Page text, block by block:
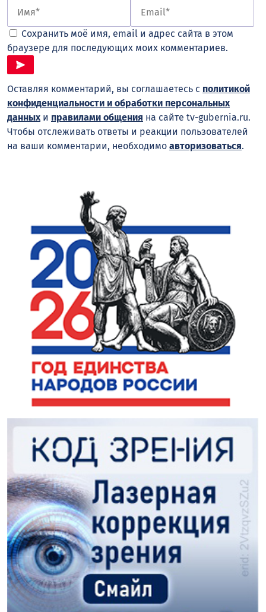
Сохранить моё имя, email и адрес сайта в этом
браузере для последующих моих комментариев.
Оставляя комментарий, вы соглашаетесь с политикой
конфиденциальности и обработки персональных
данныхи правилами общения на сайте tv-gubernia.ru.
Чтобы отслеживать ответы и реакции пользователей
на ваши комментарии, необходимо авторизоваться.